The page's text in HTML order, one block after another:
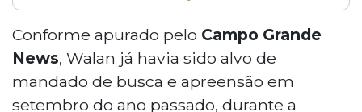
Walan Felipe, de 36 anos, foi preso na
quarta-feira (3) em Bataguassu, no Mato
Grosso do Sul, durante a 2ª fase da
Operação Lojas do Tráfico, investigado
por tráfico de drogas. A operação,
Conforme apurado pelo Campo Grande
News, Walan já havia sido alvo de
mandado de busca e apreensão em
setembro do ano passado, durante a